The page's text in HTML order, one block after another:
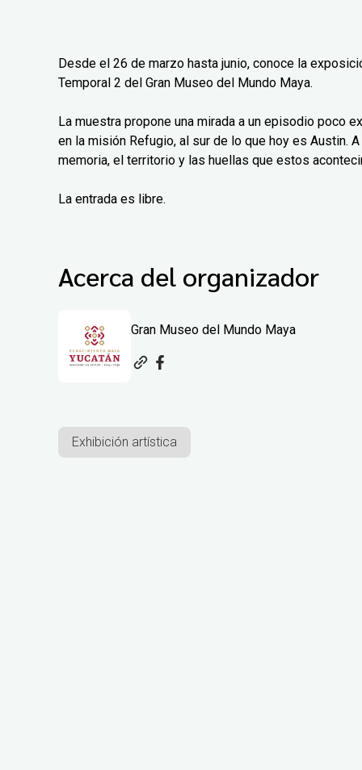
Desde el 26 de marzo hasta junio, conoce la
Temporal 2 del Gran Museo del Mundo Maya.
La muestra propone una mirada a un episodio poco
en la misión Refugio, al sur de lo que hoy es Austin.
memoria, el territorio y las huellas que estos
La entrada es libre.
Acerca del organizador
Gran Museo del Mundo Maya
Exhibición artística